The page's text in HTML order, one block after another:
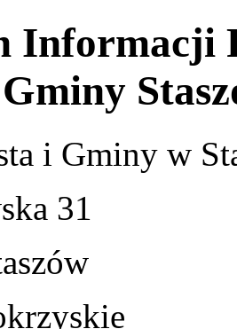
i Gminy w
31